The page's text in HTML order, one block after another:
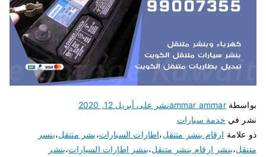
بواسطةammar ammarنشر على أبريل 12, 2020
نشر في خدمة سيارات
ذو علامة ارقام بنشر متنقل،اطارات السيارات،بشر متنقل،بنسر
متنقل،بنشر ارقام بنشر متنقل،بنشر اطارات السيارات،بنشر